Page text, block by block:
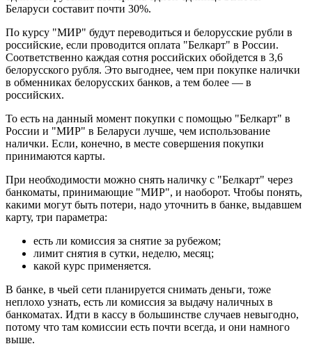
Беларуси составит почти 30%.
По курсу "МИР" будут переводиться и белорусские рубли в
российские, если проводится оплата "Белкарт" в России.
Соответственно каждая сотня российских обойдется в 3,6
белорусского рубля. Это выгоднее, чем при покупке налички
в обменниках белорусских банков, а тем более — в
российских.
То есть на данный момент покупки с помощью "Белкарт" в
России и "МИР" в Беларуси лучше, чем использование
налички. Если, конечно, в месте совершения покупки
принимаются карты.
При необходимости можно снять наличку с "Белкарт" через
банкоматы, принимающие "МИР", и наоборот. Чтобы понять,
какими могут быть потери, надо уточнить в банке, выдавшем
карту, три параметра:
есть ли комиссия за снятие за рубежом;
лимит снятия в сутки, неделю, месяц;
какой курс применяется.
В банке, в чьей сети планируется снимать деньги, тоже
неплохо узнать, есть ли комиссия за выдачу наличных в
банкоматах. Идти в кассу в большинстве случаев невыгодно,
потому что там комиссии есть почти всегда, и они намного
выше.